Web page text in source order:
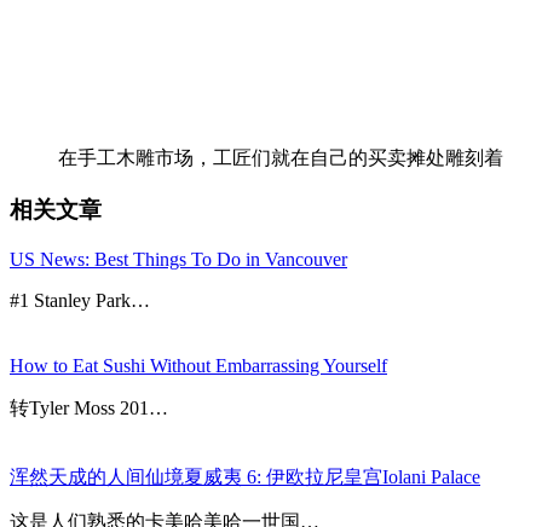
在手工木雕市场，工匠们就在自己的买卖摊处雕刻着
相关文章
US News: Best Things To Do in Vancouver
#1 Stanley Park…
How to Eat Sushi Without Embarrassing Yourself
转Tyler Moss 201…
浑然天成的人间仙境夏威夷 6: 伊欧拉尼皇宫Iolani Palace
这是人们熟悉的卡美哈美哈一世国…